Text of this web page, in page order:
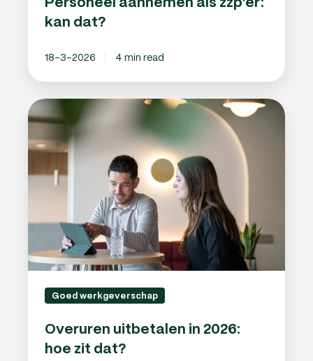
Personeel aannemen als zzp’er:
kan dat?
18-3-2026 4 min read
Overuren
uitbetalen
in
2026:
hoe
Goed werkgeverschap
Overuren uitbetalen in 2026:
hoe zit dat?